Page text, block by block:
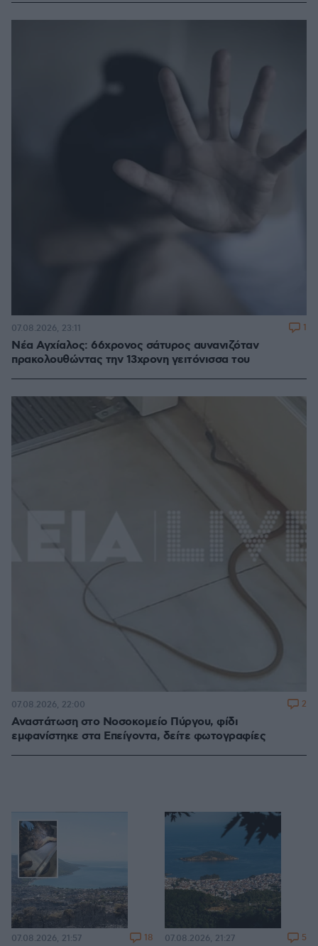
Νέα Αγχίαλος: 66χρονος σάτυρος αυνανιζόταν
πρακολουθώντας την 13χρονη γειτόνισσα του
07.08.2026, 23:11 1
Αναστάτωση στο Νοσοκομείο Πύργου, φίδι
εμφανίστηκε στα Επείγοντα, δείτε φωτογραφίες
07.08.2026, 22:00 2
07.08.2026, 21:57 18 07.08.2026, 21:27 5